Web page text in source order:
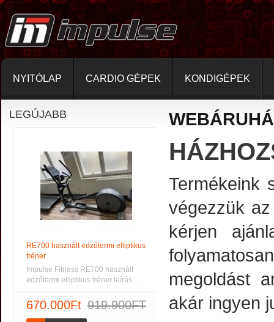
NYITÓLAP CARDIO GÉPEK KONDIGÉPEK
LEGÚJABB
RE700 használt edzőtermi elliptikus
tréner
Impulse Fitness RE700 használt
edzőtermi elliptikus tréner leírás...
670.000Ft 919.900FT
Termékeink
végezzük
kérjen
megoldást
akár ingyen